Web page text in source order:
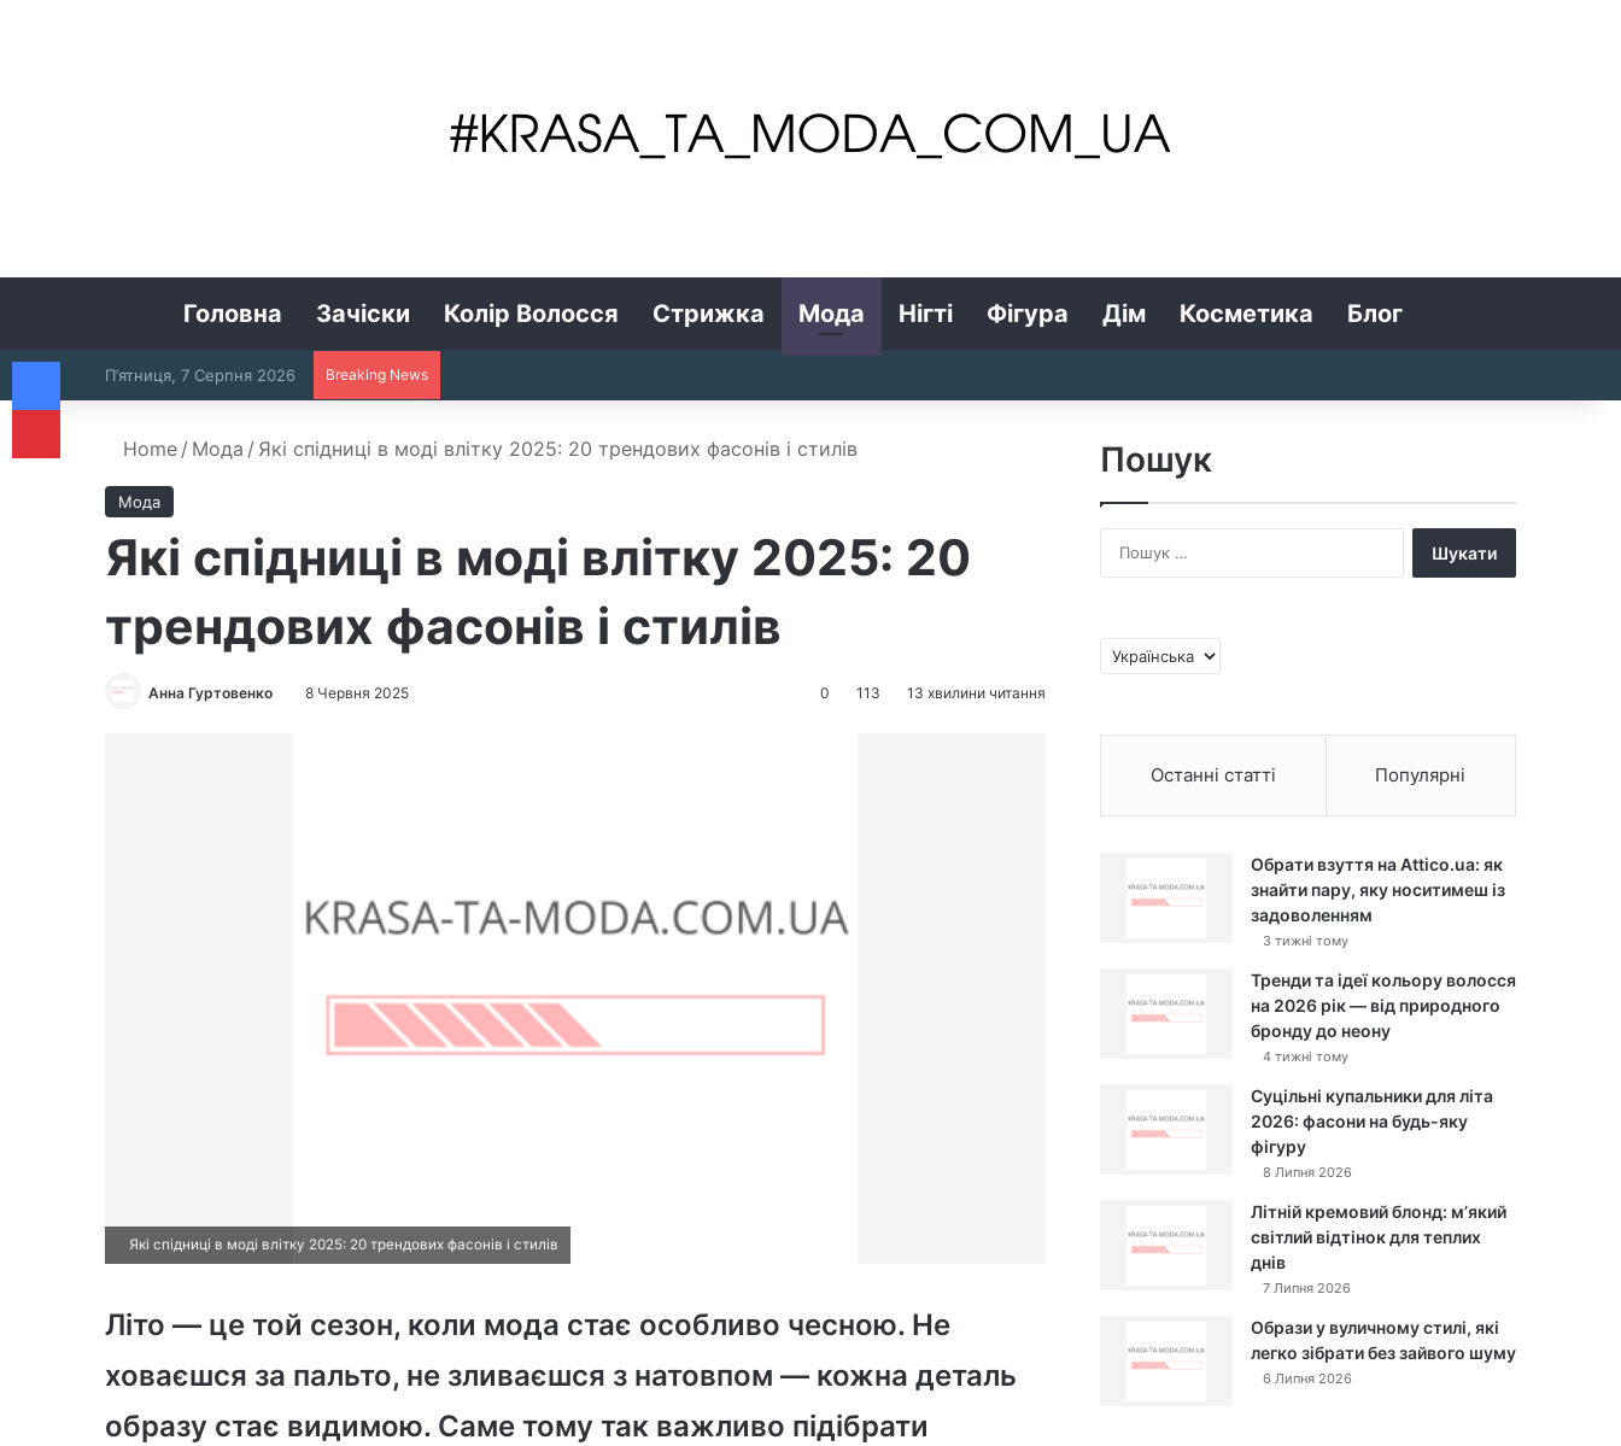
Головна Зачіски Колір Волосся Стрижка Мода Нігті Фігура Дім Косметика Блог
П’ятниця, 7 Серпня 2026 Breaking News
Home / Мода / Які спідниці в моді влітку 2025: 20 трендових фасонів і стилів
Мода
Які спідниці в моді влітку 2025: 20
трендових фасонів і стилів
Анна Гуртовенко 8 Червня 2025 0 113 13 хвилини читання
Які спідниці в моді влітку 2025: 20 трендових фасонів і стилів
Літо — це той сезон, коли мода стає особливо чесною. Не
ховаєшся за пальто, не зливаєшся з натовпом — кожна деталь
образу стає видимою. Саме тому так важливо підібрати
Пошук
и
Останні статті Популярні
Обрати взуття на Attico.ua: як
знайти пару, яку носитимеш із
задоволенням
3 тижні тому
Тренди та ідеї кольору волосся
на 2026 рік — від природного
бронду до неону
4 тижні тому
Суцільні купальники для літа
2026: фасони на будь-яку
фігуру
8 Липня 2026
Літній кремовий блонд: м’який
світлий відтінок для теплих
днів
7 Липня 2026
Образи у вуличному стилі, які
легко зібрати без зайвого шуму
6 Липня 2026